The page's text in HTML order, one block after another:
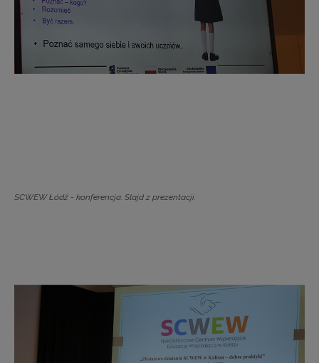
SCWEW Łódź - konferencja. Slajd z prezentacji.